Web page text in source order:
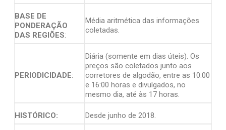
BASE DE
PONDERAÇÃO
DAS REGIÕES:
Média aritmética das informações
coletadas.
PERIODICIDADE:
Diária (somente em dias úteis). Os
preços são coletados junto aos
corretores de algodão, entre as 10:00
e 16:00 horas e divulgados, no
mesmo dia, até às 17 horas.
HISTÓRICO: Desde junho de 2018.